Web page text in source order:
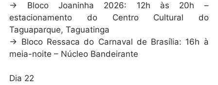
→ Bloco Joaninha 2026: 12h às 20h –
estacionamento do Centro Cultural do
Taguaparque, Taguatinga
→ Bloco Ressaca do Carnaval de Brasília: 16h à
meia-noite – Núcleo Bandeirante
Dia 22